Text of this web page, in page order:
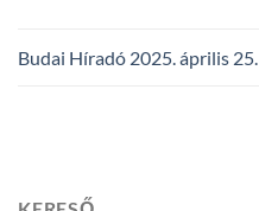
Budai Híradó 2025. április 25.